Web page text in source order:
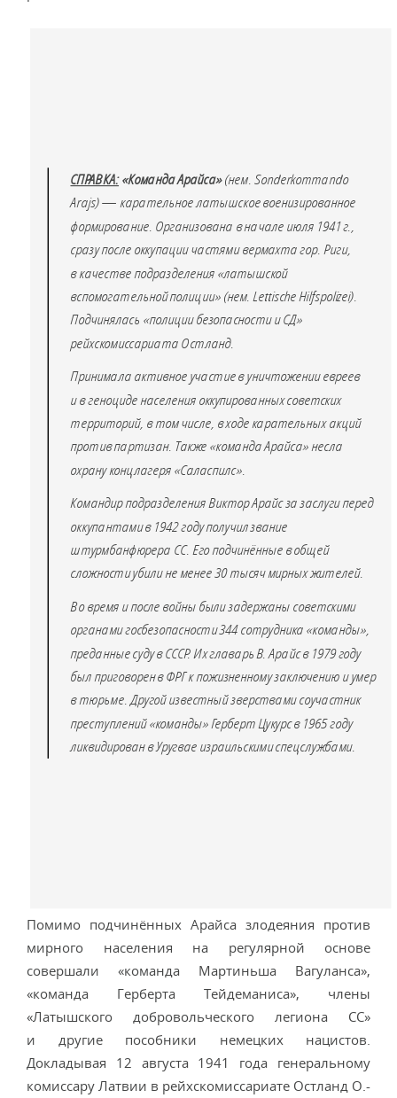
СПРАВКА:«Команда Арайса»(нем. Sonderkommando
Arajs) — карательное латышское военизированное
формирование. Организована в начале июля 1941 г.,
сразу после оккупации частями вермахта гор. Риги,
в качестве подразделения «латышской
вспомогательной полиции» (нем. Lettische Hilfspolizei).
Подчинялась «полиции безопасности и СД»
рейхскомиссариата Остланд.
Принимала активное участие в уничтожении евреев
и в геноциде населения оккупированных советских
территорий, в том числе, в ходе карательных акций
против партизан. Также «команда Арайса» несла
охрану концлагеря «Саласпилс».
Командир подразделения Виктор Арайс за заслуги перед
оккупантами в 1942 году получил звание
штурмбанфюрера СС. Его подчинённые в общей
сложности убили не менее 30 тысяч мирных жителей.
Во время и после войны были задержаны советскими
органами госбезопасности 344 сотрудника «команды»,
преданные суду в СССР. Их главарь В. Арайс в 1979 году
был приговорен в ФРГ к пожизненному заключению и умер
в тюрьме. Другой известный зверствами соучастник
преступлений «команды» Герберт Цукурс в 1965 году
ликвидирован в Уругвае израильскими спецслужбами.
Помимо подчинённых Арайса злодеяния против
мирного населения на регулярной основе
совершали «команда Мартиньша Вагуланса»,
«команда Герберта Тейдеманиса», члены
«Латышского добровольческого легиона СС»
и другие пособники немецких нацистов.
Докладывая 12 августа 1941 года генеральному
комиссару Латвии в рейхскомиссариате Остланд О.-